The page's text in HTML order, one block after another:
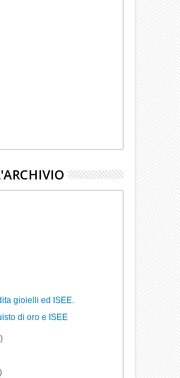
gioielli ed ISEE.
di oro e ISEE